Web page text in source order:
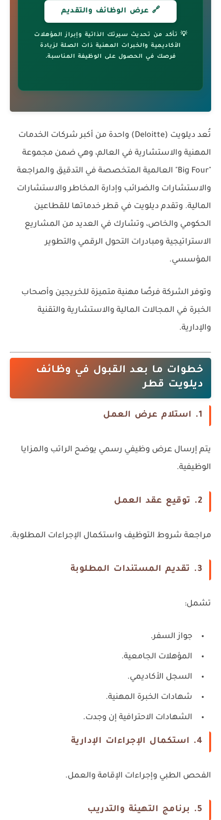
🔗 عرض الوظائف والتقديم
💡 تأكد من تحديث سيرتك الذاتية وإبراز المؤهلات
الأكاديمية والخبرات المهنية ذات الصلة لزيادة
فرصك في الحصول على الوظيفة المناسبة.
تُعد ديلويت (Deloitte)
واحدة من أكبر شركات الخدمات
المهنية والاستشارية في العالم، وهي ضمن مجموعة
"Big Four" العالمية المتخصصة في التدقيق والمراجعة
والاستشارات والضرائب وإدارة المخاطر والاستشارات
المالية. وتقدم ديلويت في قطر خدماتها للقطاعين
الحكومي والخاص، وتشارك في العديد من المشاريع
الاستراتيجية ومبادرات التحول الرقمي والتطوير
المؤسسي.
وتوفر الشركة فرصًا مهنية متميزة للخريجين وأصحاب
الخبرة في المجالات المالية والاستشارية والتقنية
والإدارية.
خطوات ما بعد القبول في وظائف
ديلويت قطر
1. استلام عرض العمل
يتم إرسال عرض وظيفي رسمي يوضح الراتب والمزايا
الوظيفية.
2. توقيع عقد العمل
مراجعة شروط التوظيف واستكمال الإجراءات المطلوبة.
3. تقديم المستندات المطلوبة
تشمل:
جواز السفر.
المؤهلات الجامعية.
السجل الأكاديمي.
شهادات الخبرة المهنية.
الشهادات الاحترافية إن وجدت.
4. استكمال الإجراءات الإدارية
الفحص الطبي وإجراءات الإقامة والعمل.
5. برنامج التهيئة والتدريب